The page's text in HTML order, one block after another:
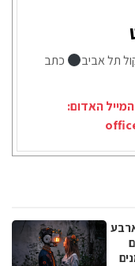
תל אביב
כתב
האדום: